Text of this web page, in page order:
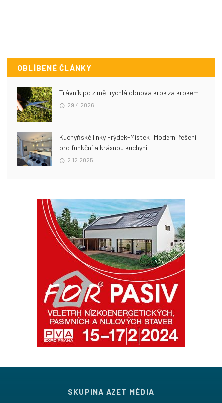
OBLÍBENÉ ČLÁNKY
Trávník po zimě: rychlá obnova krok za krokem
29.4.2026
Kuchyňské linky Frýdek-Místek: Moderní řešení
pro funkční a krásnou kuchyni
2.12.2025
SKUPINA AZET MÉDIA